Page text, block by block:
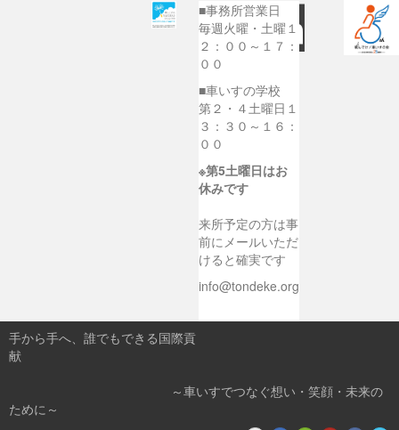
■事務所営業日
毎週火曜・土曜１
２：００～１７：
００
■車いすの学校
第２・４土曜日１
３：３０～１６：
００
※第5土曜日はお
休みです
来所予定の方は事
前にメールいただ
けると確実です
info@tondeke.org
手から手へ、誰でもできる国際貢
献
～車いすでつなぐ想い・笑顔・未来の
ために～